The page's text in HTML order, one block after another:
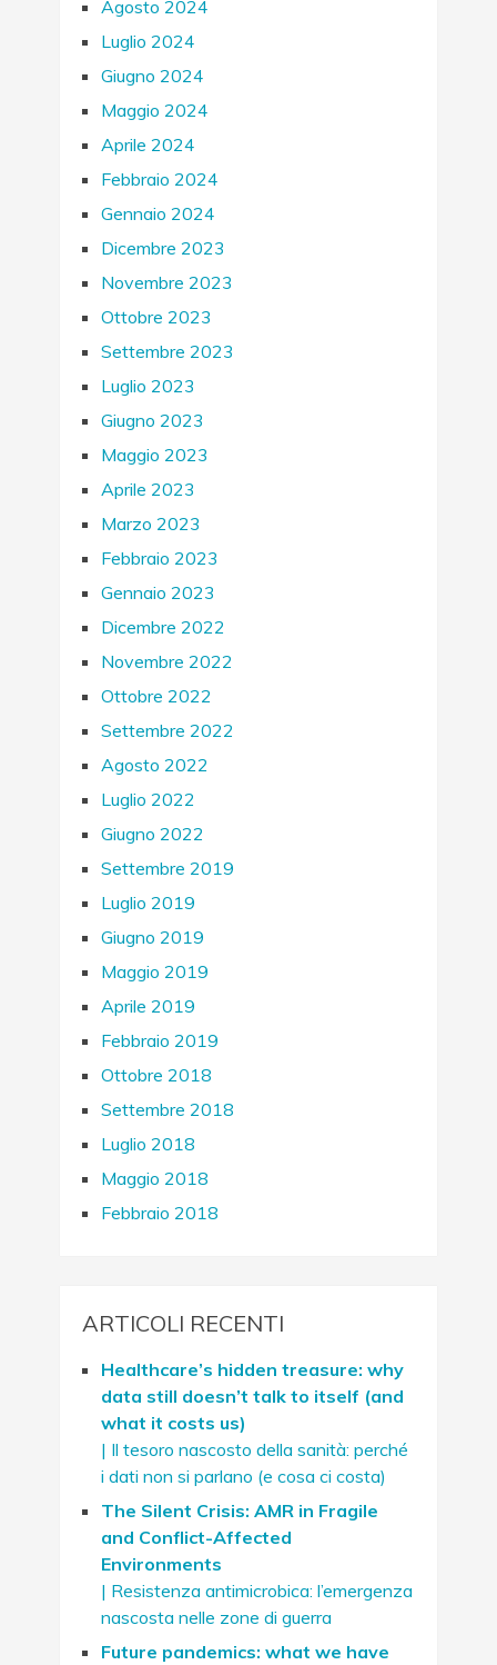
Agosto 2024
Luglio 2024
Giugno 2024
Maggio 2024
Aprile 2024
Febbraio 2024
Gennaio 2024
Dicembre 2023
Novembre 2023
Ottobre 2023
Settembre 2023
Luglio 2023
Giugno 2023
Maggio 2023
Aprile 2023
Marzo 2023
Febbraio 2023
Gennaio 2023
Dicembre 2022
Novembre 2022
Ottobre 2022
Settembre 2022
Agosto 2022
Luglio 2022
Giugno 2022
Settembre 2019
Luglio 2019
Giugno 2019
Maggio 2019
Aprile 2019
Febbraio 2019
Ottobre 2018
Settembre 2018
Luglio 2018
Maggio 2018
Febbraio 2018
ARTICOLI RECENTI
Healthcare’s hidden treasure: why
data still doesn’t talk to itself (and
what it costs us)
| Il tesoro nascosto della sanità: perché
i dati non si parlano (e cosa ci costa)
The Silent Crisis: AMR in Fragile
and Conflict-Affected
Environments
| Resistenza antimicrobica: l’emergenza
nascosta nelle zone di guerra
Future pandemics: what we have